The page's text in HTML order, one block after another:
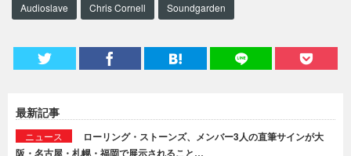
Audioslave Chris Cornell Soundgarden
最新記事
ニュース
ローリング・ストーンズ、メンバー3人の直筆サインが大